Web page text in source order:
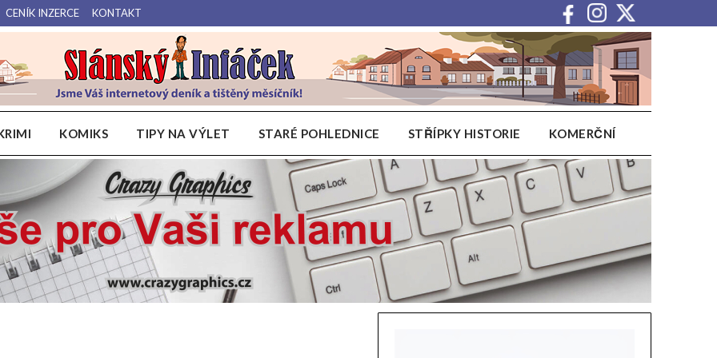
CENÍK INZERCE KONTAKT
Slánský Infáček
Váš internetový deník a tištěný měsíčník pro Slánsko, Kladensko a Lounsko.
KOMIKS TIPY NA VÝLET STARÉ POHLEDNICE STŘÍPKY HISTORIE KOMERČNÍ